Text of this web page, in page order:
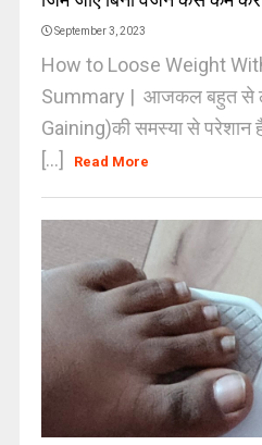
September 3, 2023
How to Loose Weight
Summary | आजकल बहुत से
Gaining)की समस्या से परेशान
[...]
Read More